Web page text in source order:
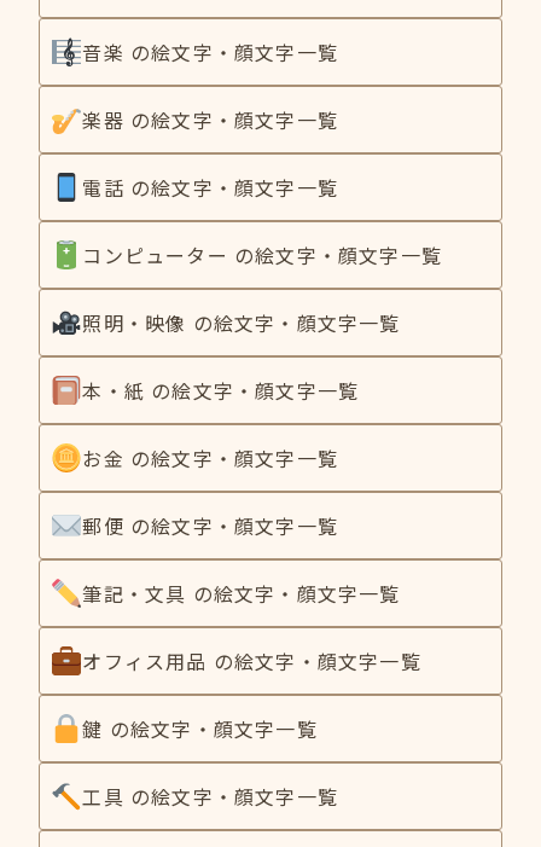
音楽 の絵文字・顔文字一覧
楽器 の絵文字・顔文字一覧
電話 の絵文字・顔文字一覧
コンピューター の絵文字・顔文字一覧
照明・映像 の絵文字・顔文字一覧
本・紙 の絵文字・顔文字一覧
お金 の絵文字・顔文字一覧
郵便 の絵文字・顔文字一覧
筆記・文具 の絵文字・顔文字一覧
オフィス用品 の絵文字・顔文字一覧
鍵 の絵文字・顔文字一覧
工具 の絵文字・顔文字一覧